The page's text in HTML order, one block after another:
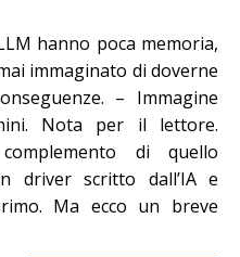
hanno poca memoria,
immaginato di doverne
– Immagine
Nota per il lettore.
di quello
driver scritto dall’IA e
Ma ecco un breve